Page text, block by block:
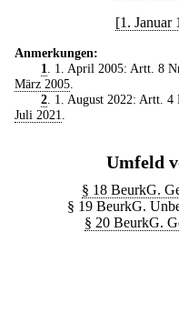
[1. Januar
Anmerkungen:
1
. 1. April 2005: Artt. 8
März 2005
2. 1. August 2022: Artt. 4
Juli 2021
Umfeld
§ 18 BeurkG.
§ 19 BeurkG.
§ 20 BeurkG.